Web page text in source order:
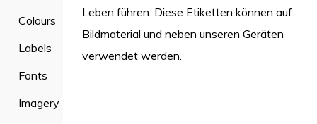
Colours
Labels
Fonts
Imagery
Leben führen. Diese Etiketten können auf
Bildmaterial und neben unseren Geräten
verwendet werden.